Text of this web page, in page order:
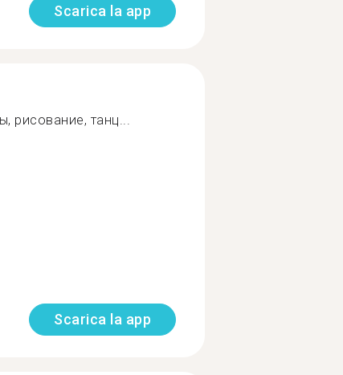
Scarica la app
рисование, танц...
Scarica la app